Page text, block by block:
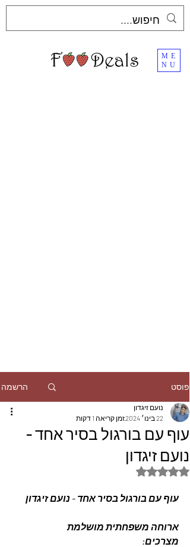
ME
NU
פוסט הרשמה
עוף עם בורגול בסיר אחד -
נועם זיגדון
נועם זיגדון
22 בינו׳ 2024
זמן קריאה 1 דקות
דירוג של NaN מתוך 5 כוכבים
עוף עם בורגול בסיר אחד - נועם זיגדון
ארוחה משפחתית מושלמת
מצרכים: